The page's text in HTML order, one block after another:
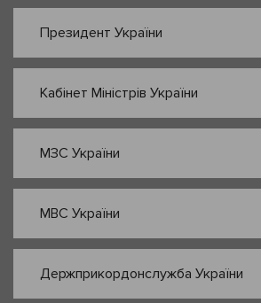
Президент України
Кабінет Міністрів України
МЗС України
МВС України
Держприкордонслужба України